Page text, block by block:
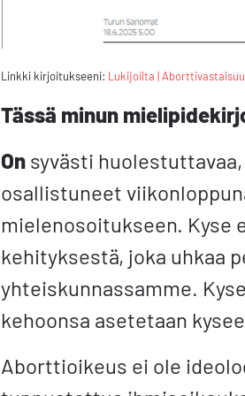
Linkki kirjoitukseeni: Lukijoilta |
Tässä minun
On syvästi
osallistuneet
mielenosoitukseen. Kyse
kehityksestä, joka uhkaa
yhteiskunnassamme.
kehoonsa asetetaan
Aborttioikeus ei ole